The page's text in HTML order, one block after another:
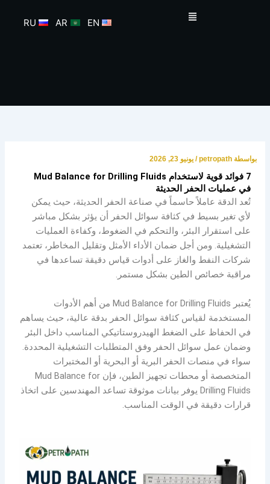
القائمة
EN
AR
RU
بواسطة petropath
/يونيو 23, 2026
7 فوائد قوية لاستخدام Mud Balance for Drilling Fluids
في عمليات الحفر الحديثة
تُعد الدقة عاملاً حاسماً في صناعة الحفر الحديثة، حيث يمكن
لأي تغير بسيط في كثافة سوائل الحفر أن يؤثر بشكل مباشر
على استقرار البئر، والتحكم في الضغوط، وكفاءة العمليات
التشغيلية. ومن أجل ضمان الأداء الأمثل وتقليل المخاطر، تعتمد
شركات النفط والغاز على أدوات قياس دقيقة تساعدها في
مراقبة خصائص الطين بشكل مستمر.
يُعتبر Mud Balance for Drilling Fluids من أهم الأدوات
المستخدمة لقياس كثافة سوائل الحفر بدقة عالية، حيث يساهم
في الحفاظ على الضغط الهيدروستاتيكي المناسب داخل البئر
وضمان عمل سوائل الحفر وفق المتطلبات التشغيلية المحددة.
سواء في منصات الحفر البرية أو البحرية أو المختبرات
المتخصصة أو محطات تجهيز الطين، فإن Mud Balance for
Drilling Fluids يوفر بيانات موثوقة تساعد المهندسين على اتخاذ
قرارات دقيقة في الوقت المناسب.